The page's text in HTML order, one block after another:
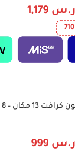
ر.س 1,179
ر.س 999